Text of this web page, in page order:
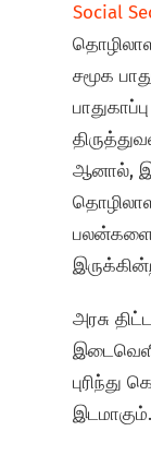
Social
சமூக
ஆனால்,
பலன்களை
அரசு
புரிந்து
இடமாகும்.